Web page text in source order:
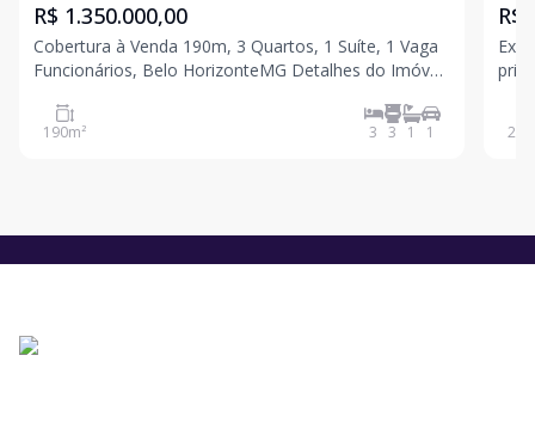
R$ 1.350.000,00
Cobertura à Venda 190m, 3 Quartos, 1 Suíte, 1 Vaga
Funcionários, Belo HorizonteMG Detalhes do Imóvel:
piso em taco, teto com acabamento em gesso e
projeto luminotécnico, proporcionando um ambiente
190m² 3 3 1 1
R$
207